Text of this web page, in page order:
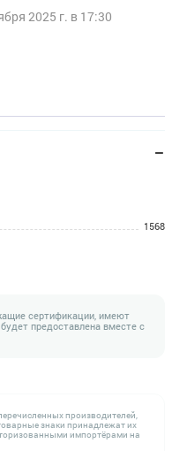
2025 г. в 17:30
1568
сертификации, имеют
предоставлена вместе с
производителей,
знаки принадлежат их
импортёрами на